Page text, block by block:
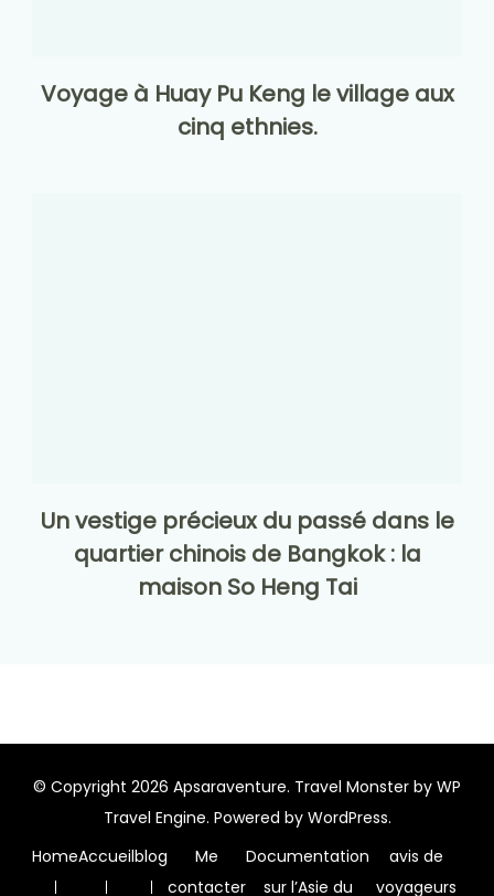
Voyage à Huay Pu Keng le village aux
cinq ethnies.
Un vestige précieux du passé dans le
quartier chinois de Bangkok : la
maison So Heng Tai
© Copyright 2026 Apsaraventure. Travel Monster by WP
Travel Engine. Powered by WordPress.
HomeAccueilblog
Me
contacter
Documentation
sur l’Asie du
avis de
voyageurs